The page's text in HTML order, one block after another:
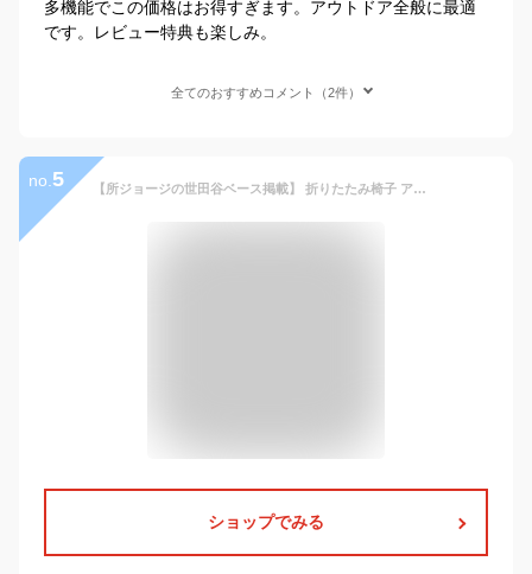
多機能でこの価格はお得すぎます。アウトドア全般に最適
です。レビュー特典も楽しみ。
全てのおすすめコメント（2件）
no. 5 【所ジョージの世田谷ベース掲載】 折りたたみ椅子 アウトドアチェア コンパクトイス ［耐荷重200kg認定の『軽量』×『楽々』折り畳み椅子］ (ブラック1)
ショップでみる